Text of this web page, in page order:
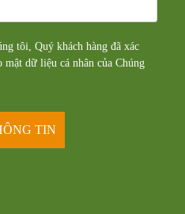
tôi, Quý khách hàng đã xác
mật dữ liệu cá nhân của Chúng